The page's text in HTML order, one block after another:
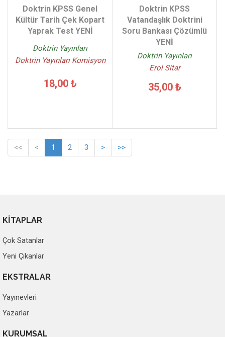
Doktrin KPSS Genel
Kültür Tarih Çek Kopart
Yaprak Test YENİ
Doktrin Yayınları
Doktrin Yayınları Komisyon
18,00 ₺
Doktrin KPSS
Vatandaşlık Doktrini
Soru Bankası Çözümlü
YENİ
Doktrin Yayınları
Erol Sitar
35,00 ₺
<< < 1 2 3 > >>
KİTAPLAR
Çok Satanlar
Yeni Çıkanlar
EKSTRALAR
Yayınevleri
Yazarlar
KURUMSAL